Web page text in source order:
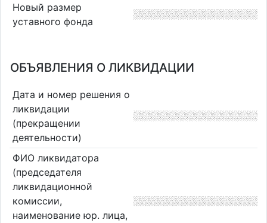
Новый размер
уставного фонда
ОБЪЯВЛЕНИЯ О ЛИКВИДАЦИИ
Дата и номер решения о
ликвидации
(прекращении
деятельности)
ФИО ликвидатора
(председателя
ликвидационной
комиссии,
наименование юр. лица,